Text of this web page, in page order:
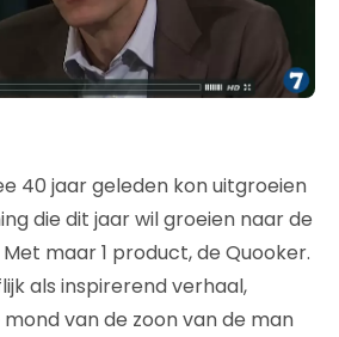
40 jaar geleden kon uitgroeien
die dit jaar wil groeien naar de
maar 1 product, de Quooker.
als inspirerend verhaal,
van de zoon van de man